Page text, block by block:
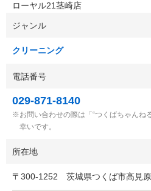
ローヤル21茎崎店
ジャンル
クリーニング
電話番号
029-871-8140
お問い合わせの際は「“つくばちゃんね
幸いです。
所在地
〒 300-1252 茨城県つくば市高見